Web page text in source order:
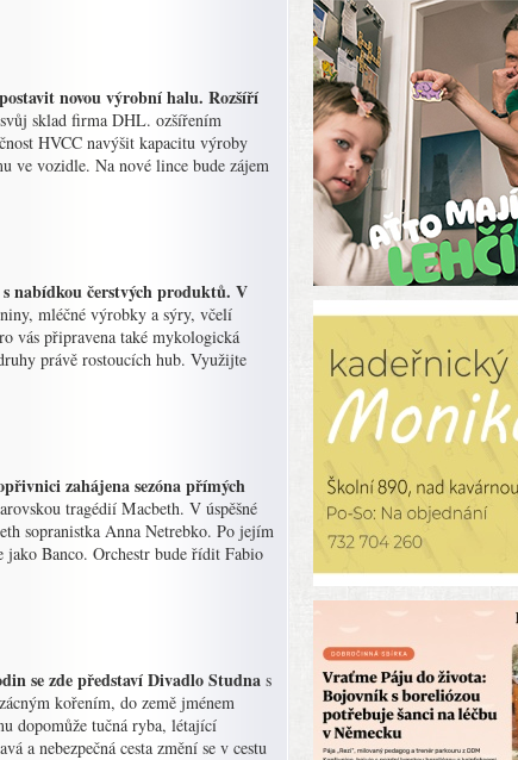
novou výrobní halu. Rozšíří
sklad firma DHL. ozšířením
HVCC navýšit kapacitu výroby
ve vozidle. Na nové lince bude zájem
nabídkou čerstvých produktů. V
mléčné výrobky a sýry, včelí
vás připravena také mykologická
právě rostoucích hub. Využijte
zahájena sezóna přímých
tragédií Macbeth. V úspěšné
sopranistka Anna Netrebko. Po jejím
Banco. Orchestr bude řídit Fabio
se zde představí Divadlo Studna s
kořením, do země jménem
dopomůže tučná ryba, létající
a nebezpečná cesta změní se v cestu